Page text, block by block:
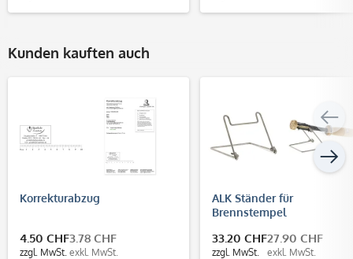
Kunden kauften auch
Korrekturabzug
4.50 CHF
zzgl. MwSt.
3.78 CHF
exkl. MwSt.
ALK Ständer für
Brennstempel
33.20 CHF
zzgl. MwSt.
27.90 CHF
exkl. MwSt.